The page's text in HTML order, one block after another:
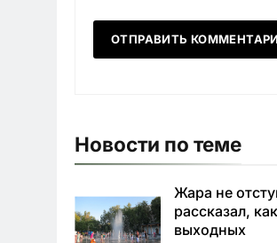
Новости по теме
Жара не
рассказал,
выходных